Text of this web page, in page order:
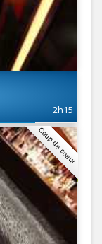
2h15
Coup de coeur